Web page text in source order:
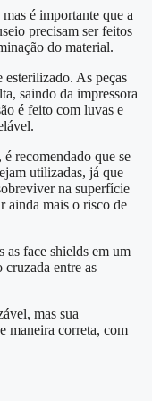
é importante que a
precisam ser feitos
do material.
esterilizado. As peças
saindo da impressora
é feito com luvas e
recomendado que se
utilizadas, já que
na superfície
ainda mais o risco de
as face shields em um
entre as
mas sua
maneira correta, com